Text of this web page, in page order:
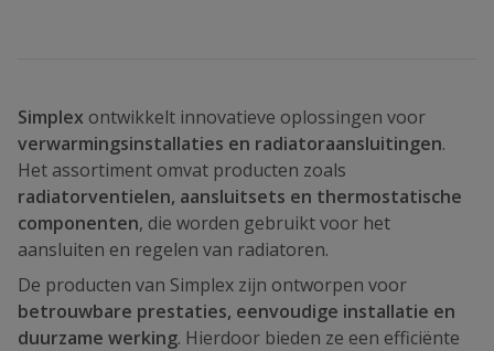
Simplex ontwikkelt innovatieve oplossingen voor
verwarmingsinstallaties en radiatoraansluitingen.
Het assortiment omvat producten zoals
radiatorventielen, aansluitsets en thermostatische
componenten, die worden gebruikt voor het
aansluiten en regelen van radiatoren.
De producten van Simplex zijn ontworpen voor
betrouwbare prestaties, eenvoudige installatie en
duurzame werking. Hierdoor bieden ze een efficiënte